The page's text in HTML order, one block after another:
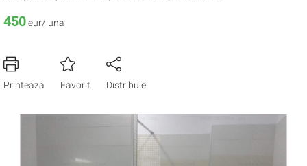
450eur/luna
Printeaza Favorit Distribuie